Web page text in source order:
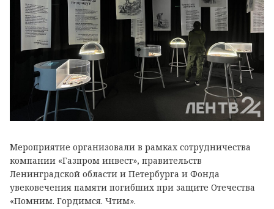
Мероприятие организовали в рамках сотрудничества
компании «Газпром инвест», правительств
Ленинградской области и Петербурга и Фонда
увековечения памяти погибших при защите Отечества
«Помним. Гордимся. Чтим».